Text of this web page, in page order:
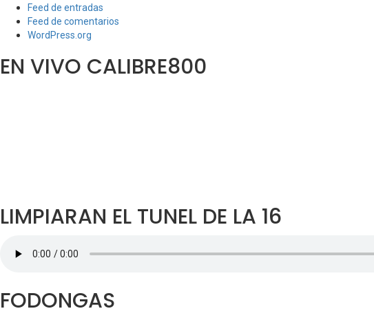
Feed de entradas
Feed de comentarios
WordPress.org
EN VIVO CALIBRE800
LIMPIARAN EL TUNEL DE LA 16
FODONGAS